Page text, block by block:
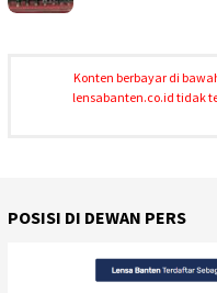
Konten berbayar di
lensabanten.co.id tidak
POSISI DI DEWAN PERS